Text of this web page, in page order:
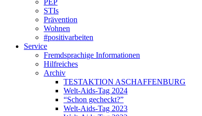
PEP
STIs
Prävention
Wohnen
#positivarbeiten
Service
Fremdsprachige Informationen
Hilfreiches
Archiv
TESTAKTION ASCHAFFENBURG
Welt-Aids-Tag 2024
“Schon gecheckt?”
Welt-Aids-Tag 2023